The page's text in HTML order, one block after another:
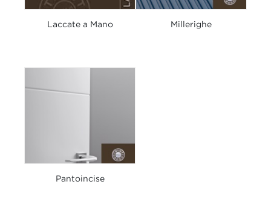
Laccate a Mano Millerighe
Pantoincise